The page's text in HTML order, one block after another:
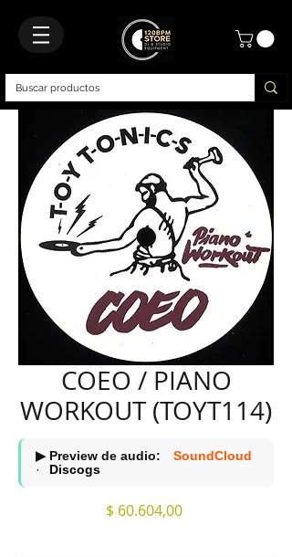
COEO / PIANO
WORKOUT (TOYT114)
▶ Preview de audio:
SoundCloud
·
Discogs
$ 60.604,00Precio